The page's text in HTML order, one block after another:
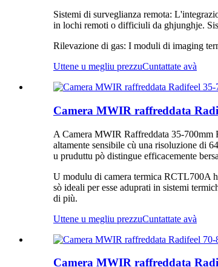
Sistemi di surveglianza remota:
in lochi remoti o difficiuli da ghjunghje.
Rilevazione di gas: I moduli di imaging
Uttene u megliu prezzuCuntattate avà
Camera MWIR raffreddata
A Camera MWIR Raffreddata 35-700mm
altamente sensibile cù una risoluzione di
u pruduttu pò distingue efficacemente
U modulu di camera termica RCTL700A
sò ideali per esse aduprati in sistemi
di più.
Uttene u megliu prezzuCuntattate avà
Camera MWIR raffreddata